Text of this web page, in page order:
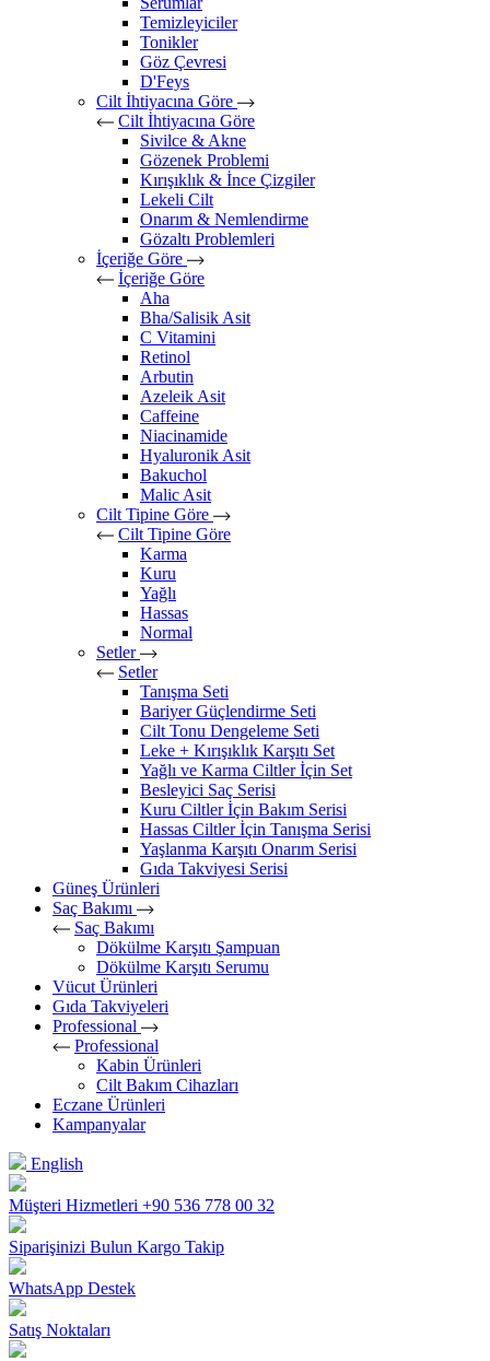
Temizleyiciler
Tonikler
Göz Çevresi
D'Feys
Cilt İhtiyacına Göre
Cilt İhtiyacına Göre
Sivilce & Akne
Gözenek Problemi
Kırışıklık & İnce Çizgiler
Lekeli Cilt
Onarım & Nemlendirme
Gözaltı Problemleri
İçeriğe Göre
İçeriğe Göre
Aha
Bha/Salisik Asit
C Vitamini
Retinol
Arbutin
Azeleik Asit
Caffeine
Niacinamide
Hyaluronik Asit
Bakuchol
Malic Asit
Cilt Tipine Göre
Cilt Tipine Göre
Karma
Kuru
Yağlı
Hassas
Normal
Setler
Setler
Tanışma Seti
Bariyer Güçlendirme Seti
Cilt Tonu Dengeleme Seti
Leke + Kırışıklık Karşıtı Set
Yağlı ve Karma Ciltler İçin Set
Besleyici Saç Serisi
Kuru Ciltler İçin Bakım Serisi
Hassas Ciltler İçin Tanışma Serisi
Yaşlanma Karşıtı Onarım Serisi
Gıda Takviyesi Serisi
Güneş Ürünleri
Saç Bakımı
Saç Bakımı
Dökülme Karşıtı Şampuan
Dökülme Karşıtı Serumu
Vücut Ürünleri
Gıda Takviyeleri
Professional
Professional
Kabin Ürünleri
Cilt Bakım Cihazları
Eczane Ürünleri
Kampanyalar
English
Müşteri Hizmetleri +90 536 778 00 32
Siparişinizi Bulun Kargo Takip
WhatsApp Destek
Satış Noktaları